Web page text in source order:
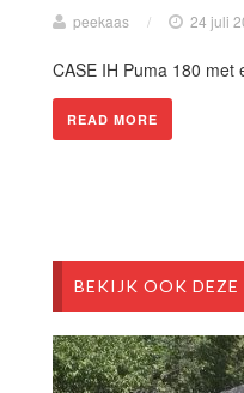
peekaas / 24 juli
CASE IH Puma 180 met
READ MORE
BEKIJK OOK DEZE